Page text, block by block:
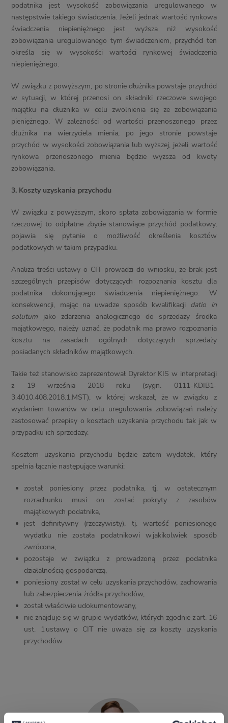
podatnika jest wysokość zobowiązania uregulowanego w
następstwie takiego świadczenia. Jeżeli jednak wartość rynkowa
świadczenia niepieniężnego jest wyższa niż wysokość
zobowiązania uregulowanego tym świadczeniem, przychód ten
określa się w wysokości wartości rynkowej świadczenia
niepieniężnego.
W związku z powyższym, po stronie dłużnika powstaje przychód
w sytuacji, w której przenosi on składniki rzeczowe swojego
majątku na dłużnika w celu zwolnienia się ze zobowiązania
pieniężnego. W zależności od wartości przenoszonego przez
dłużnika na wierzyciela mienia, po jego stronie powstaje
przychód w wysokości zobowiązania lub wyższej, jeżeli wartość
rynkowa przenoszonego mienia będzie wyższa od kwoty
zobowiązania.
3. Koszty uzyskania przychodu
W związku z powyższym, skoro spłata zobowiązania w formie
rzeczowej to odpłatne zbycie stanowiące przychód podatkowy,
pojawia się pytanie o możliwość określenia kosztów
podatkowych w takim przypadku.
Analiza treści ustawy o CIT prowadzi do wniosku, że brak jest
szczególnych przepisów dotyczących rozpoznania kosztu dla
podatnika dokonującego świadczenia niepieniężnego. W
konsekwencji, mając na uwadze sposób kwalifikacji datio in
solutum jako zdarzenia analogicznego do sprzedaży środka
majątkowego, należy uznać, że podatnik ma prawo rozpoznania
kosztu na zasadach ogólnych dotyczących sprzedaży
posiadanych składników majątkowych.
Takie też stanowisko zaprezentował Dyrektor KIS w interpretacji
z 19 września 2018 roku (sygn. 0111-KDIB1-
3.4010.408.2018.1.MST), w której wskazał, że w związku z
wydaniem towarów w celu uregulowania zobowiązań należy
zastosować przepisy o kosztach uzyskania przychodu tak jak w
przypadku ich sprzedaży.
Kosztem uzyskania przychodu będzie zatem wydatek, który
spełnia łącznie następujące warunki:
został poniesiony przez podatnika, tj. w ostatecznym
rozrachunku musi on zostać pokryty z zasobów
majątkowych podatnika,
jest definitywny (rzeczywisty), tj. wartość poniesionego
wydatku nie została podatnikowi w jakikolwiek sposób
zwrócona,
pozostaje w związku z prowadzoną przez podatnika
działalnością gospodarczą,
poniesiony został w celu uzyskania przychodów, zachowania
lub zabezpieczenia źródła przychodów,
został właściwie udokumentowany,
nie znajduje się w grupie wydatków, których zgodnie z art. 16
ust. 1 ustawy o CIT nie uważa się za koszty uzyskania
przychodów.